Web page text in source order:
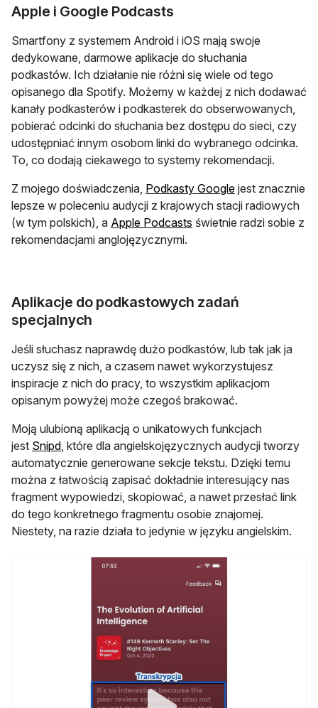
Apple i Google Podcasts
Smartfony z systemem Android i iOS mają swoje
dedykowane, darmowe aplikacje do słuchania
podkastów. Ich działanie nie różni się wiele od tego
opisanego dla Spotify. Możemy w każdej z nich dodawać
kanały podkasterów i podkasterek do obserwowanych,
pobierać odcinki do słuchania bez dostępu do sieci, czy
udostępniać innym osobom linki do wybranego odcinka.
To, co dodają ciekawego to systemy rekomendacji.
Z mojego doświadczenia, Podkasty Googleotwiera się w
jest znacznie
lepsze w poleceniu audycji z krajowych stacji radiowych
(w tym polskich), a Apple Podcasts otwiera się w nowej
świetnie radzi sobie z
rekomendacjami anglojęzycznymi.
Aplikacje do podkastowych zadań
specjalnych
Jeśli słuchasz naprawdę dużo podkastów, lub tak jak ja
uczysz się z nich, a czasem nawet wykorzystujesz
inspiracje z nich do pracy, to wszystkim aplikacjom
opisanym powyżej może czegoś brakować.
Moją ulubioną aplikacją o unikatowych funkcjach
jest Snipdotwiera się w nowej karcie
, które dla angielskojęzycznych audycji tworzy
automatycznie generowane sekcje tekstu. Dzięki temu
można z łatwością zapisać dokładnie interesujący nas
fragment wypowiedzi, skopiować, a nawet przesłać link
do tego konkretnego fragmentu osobie znajomej.
Niestety, na razie działa to jedynie w języku angielskim.